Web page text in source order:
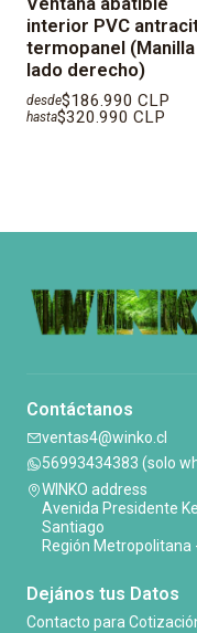
interior PVC
termopanel (Manilla
lado derecho)
desde$186.990 CLP
hasta$320.990 CLP
Contáctanos
ventas4@winko.cl
56993434383 (solo
WINKO address
Avenida Presidente
Santiago
Región Metropolitana
Dejános tus Datos
Contacto para